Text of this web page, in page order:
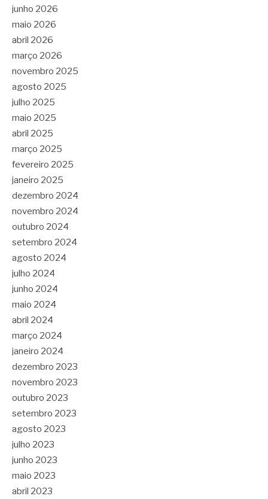
junho 2026
maio 2026
abril 2026
março 2026
novembro 2025
agosto 2025
julho 2025
maio 2025
abril 2025
março 2025
fevereiro 2025
janeiro 2025
dezembro 2024
novembro 2024
outubro 2024
setembro 2024
agosto 2024
julho 2024
junho 2024
maio 2024
abril 2024
março 2024
janeiro 2024
dezembro 2023
novembro 2023
outubro 2023
setembro 2023
agosto 2023
julho 2023
junho 2023
maio 2023
abril 2023